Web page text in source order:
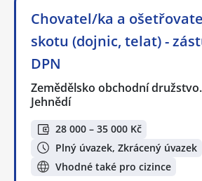
Chovatel/ka a
skotu (dojnic, telat) -
DPN
Zemědělsko obchodní
Jehnědí
28 000 – 35 000 Kč
Plný úvazek, Zkrácený úvazek
Vhodné také pro cizince